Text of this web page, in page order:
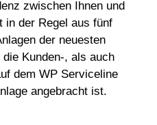
zwischen Ihnen und
in der Regel aus fünf
der neuesten
Kunden-, als auch
dem WP Serviceline
angebracht ist.